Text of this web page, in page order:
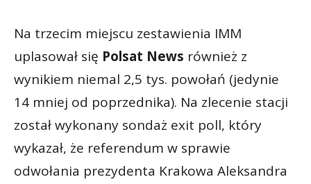
Na trzecim miejscu zestawienia IMM
uplasował się Polsat News również z
wynikiem niemal 2,5 tys. powołań (jedynie
14 mniej od poprzednika). Na zlecenie stacji
został wykonany sondaż exit poll, który
wykazał, że referendum w sprawie
odwołania prezydenta Krakowa Aleksandra